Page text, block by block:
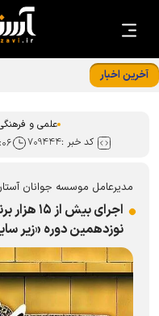
آخرین اخبار
علمی و
کد خبر :۷۰۹۴۴۴
مدیرعامل موسسه جوانان
اجرای
نوزدهمین دوره «زیر